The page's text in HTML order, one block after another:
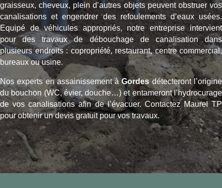
graisseux, cheveux, plein d’autres objets peuvent obstruer vos
canalisations et engendrer des refoulements d’eaux usées.
Equipé de véhicules appropriés, notre entreprise intervient
pour des travaux de débouchage de canalisation dans
plusieurs endroits : copropriété, restaurant, centre commercial,
bureaux ou usine.
Nos experts en assainissement àGordesdétecteront l’origine
du bouchon (WC, évier, douche…) et entameront l’hydrocurage
de vos canalisations afin de l’évacuer. Contactez Maurel TP
pour obtenir un devis gratuit pour vos travaux.